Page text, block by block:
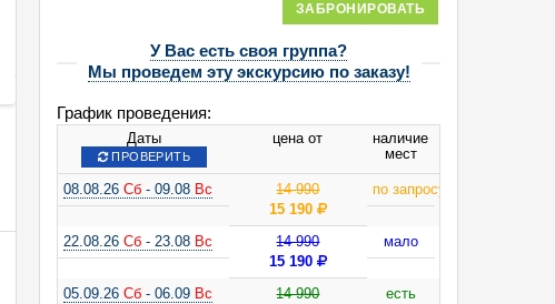
ЗАБРОНИРОВАТЬ
У Вас есть своя группа?
Мы проведем эту экскурсию по заказу!
График проведения:
Даты
ПРОВЕРИТЬ
цена от
наличие
мест
08.08.26Сб - 09.08 Вс
14 990
15 190
по запросу
22.08.26Сб - 23.08 Вс
14 990
15 190
мало
05.09.26Сб - 06.09 Вс
14 990
есть